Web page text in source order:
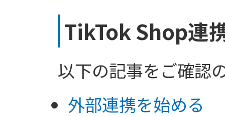
TikTok Shop連
以下の記事をご確認
外部連携を始める